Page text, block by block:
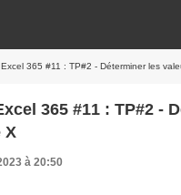
365 #11 : TP#2 - Déterminer les
365 #11 : TP#2 -
X
à 20:50